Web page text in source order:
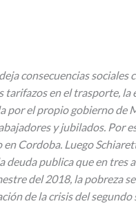
consecuencias sociales
en el trasporte, la
por el propio gobierno de
y jubilados. Por
Cordoba. Luego
publica que en tres
del 2018, la pobreza
de la crisis del segundo